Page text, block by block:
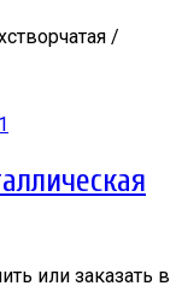
/
или заказать в